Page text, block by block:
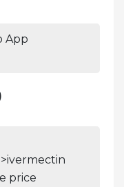
App
price